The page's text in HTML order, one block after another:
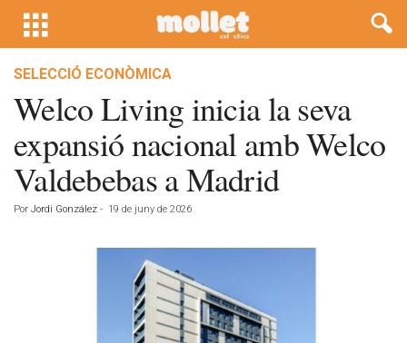
SELECCIÓ ECONÒMICA
Welco Living inicia la seva
expansió nacional amb Welco
Valdebebas a Madrid
Por Jordi González - 19 de juny de 2026